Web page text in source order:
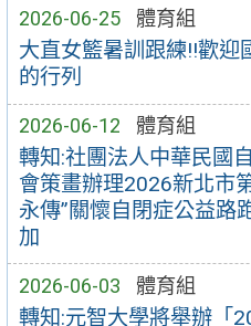
2026-06-25 體育組
大直女籃暑訓跟練!!歡迎
的行列
2026-06-12 體育組
轉知:社團法人中華民國
會策畫辦理2026新北市
永傳”關懷自閉症公益路
加
2026-06-03 體育組
轉知:元智大學將舉辦「